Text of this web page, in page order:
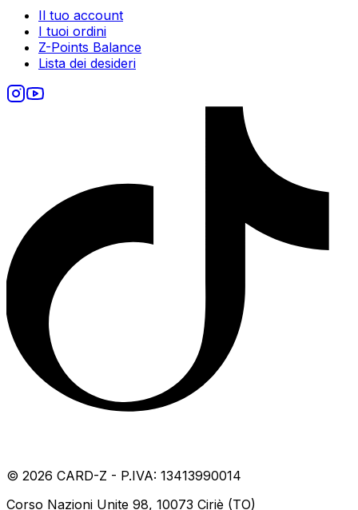
Il tuo account
I tuoi ordini
Z-Points Balance
Lista dei desideri
© 2026 CARD-Z - P.IVA: 13413990014
Corso Nazioni Unite 98, 10073 Ciriè (TO)